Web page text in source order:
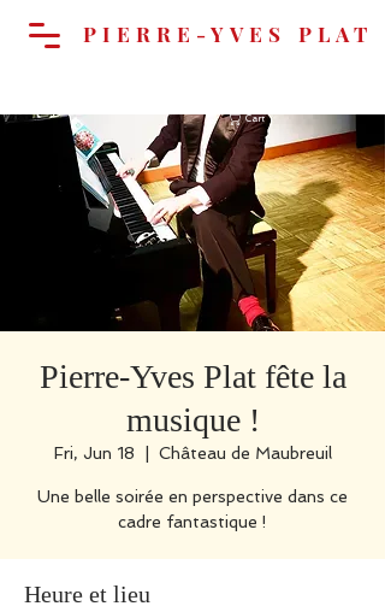
Cart
PIERRE-YVES PLAT
Pierre-Yves Plat fête la
musique !
Fri, Jun 18 Château de Maubreuil
Une belle soirée en perspective dans ce
cadre fantastique !
Heure et lieu